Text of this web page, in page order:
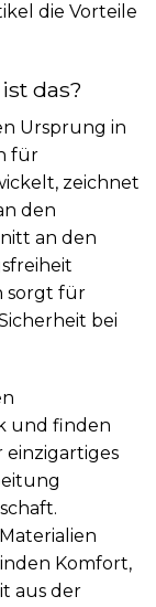
die Vorteile
das?
Ursprung in
für
zeichnet
den
an den
sorgt für
bei
und finden
einzigartiges
Komfort,
aus der